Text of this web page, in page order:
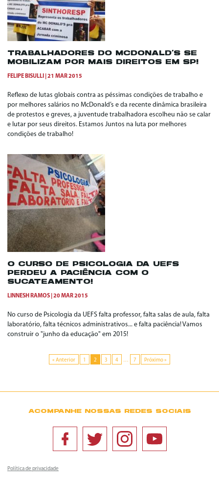
TRABALHADORES DO MCDONALD’S SE
MOBILIZAM POR MAIS DIREITOS EM SP!
FELIPE BISULLI 21 MAR 2015
Reflexo de lutas globais contra as péssimas condições de trabalho e
por melhores salários no McDonald’s e da recente dinâmica brasileira
de protestos e greves, a juventude trabalhadora escolheu não se calar
e lutar por seus direitos. Estamos Juntos na luta por melhores
condições de trabalho!
O CURSO DE PSICOLOGIA DA UEFS
PERDEU A PACIÊNCIA COM O
SUCATEAMENTO!
LINNESH RAMOS 20 MAR 2015
No curso de Psicologia da UEFS falta professor, falta salas de aula, falta
laboratório, falta técnicos administrativos... e falta paciência! Vamos
construir o "junho da educação" em 2015!
« Anterior 1 2 3 4 … 7 Próximo »
ACOMPANHE NOSSAS REDES SOCIAIS
Política de privacidade